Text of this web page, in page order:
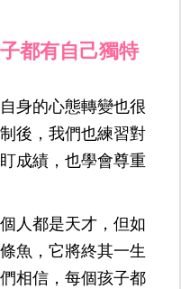
都有自己獨特
身的心態轉變也很
後，我們也練習對
成績，也學會尊重
人都是天才，但如
魚，它將終其一生
相信，每個孩子都